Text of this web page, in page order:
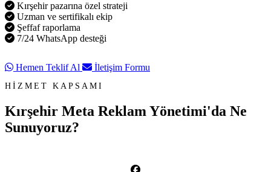
Kırşehir pazarına özel strateji
Uzman ve sertifikalı ekip
Şeffaf raporlama
7/24 WhatsApp desteği
Hemen Teklif Al İletişim Formu
HİZMET KAPSAMI
Kırşehir Meta Reklam Yönetimi'da Ne
Sunuyoruz?